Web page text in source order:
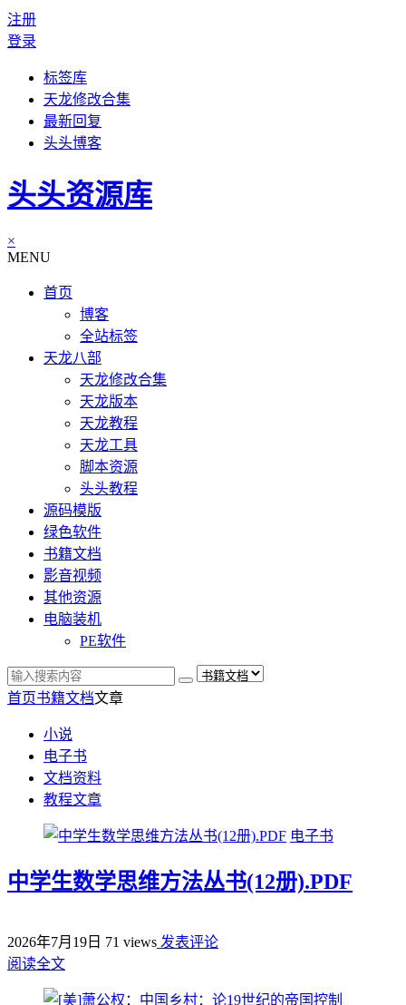
注册
登录
标签库
天龙修改合集
最新回复
头头博客
头头资源库
×
MENU
首页
博客
全站标签
天龙八部
天龙修改合集
天龙版本
天龙教程
天龙工具
脚本资源
头头教程
源码模版
绿色软件
书籍文档
影音视频
其他资源
电脑装机
PE软件
首页书籍文档文章
小说
电子书
文档资料
教程文章
电子书
中学生数学思维方法丛书(12册).PDF
2026年7月19日 71 views 发表评论
阅读全文